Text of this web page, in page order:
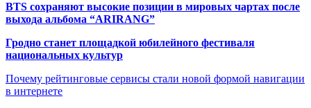
BTS сохраняют высокие позиции в мировых чартах после
выхода альбома “ARIRANG”
Гродно станет площадкой юбилейного фестиваля
национальных культур
Почему рейтинговые сервисы стали новой формой навигации
в интернете